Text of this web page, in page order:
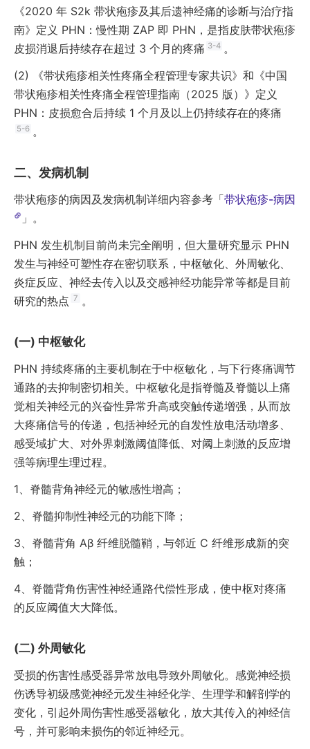
《2020 年 S2k 带状疱疹及其后遗神经痛的诊断与治疗指
南》定义 PHN：慢性期 ZAP 即 PHN，是指皮肤带状疱疹
皮损消退后持续存在超过 3 个月的疼痛 3-4 。
(2)
《带状疱疹相关性疼痛全程管理专家共识》和《中国
带状疱疹相关性疼痛全程管理指南（2025 版）》定义
PHN：皮损愈合后持续 1 个月及以上仍持续存在的疼痛
5-6 。
发病机制
带状疱疹的病因及发病机制详细内容参考「带状疱疹-病因
」。
PHN 发生机制目前尚未完全阐明，但大量研究显示 PHN
发生与神经可塑性存在密切联系，中枢敏化、外周敏化、
炎症反应、神经去传入以及交感神经功能异常等都是目前
研究的热点 7 。
中枢敏化
PHN 持续疼痛的主要机制在于中枢敏化，与下行疼痛调节
通路的去抑制密切相关。中枢敏化是指脊髓及脊髓以上痛
觉相关神经元的兴奋性异常升高或突触传递增强，从而放
大疼痛信号的传递，包括神经元的自发性放电活动增多、
感受域扩大、对外界刺激阈值降低、对阈上刺激的反应增
强等病理生理过程。
1、 脊髓背角神经元的敏感性增高；
2、 脊髓抑制性神经元的功能下降；
3、 脊髓背角 Aβ 纤维脱髓鞘，与邻近 C 纤维形成新的突
触；
4、 脊髓背角伤害性神经通路代偿性形成，使中枢对疼痛
的反应阈值大大降低。
外周敏化
受损的伤害性感受器异常放电导致外周敏化。感觉神经损
伤诱导初级感觉神经元发生神经化学、生理学和解剖学的
变化，引起外周伤害性感受器敏化，放大其传入的神经信
号，并可影响未损伤的邻近神经元。